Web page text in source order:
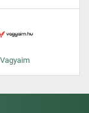
Vagyaim